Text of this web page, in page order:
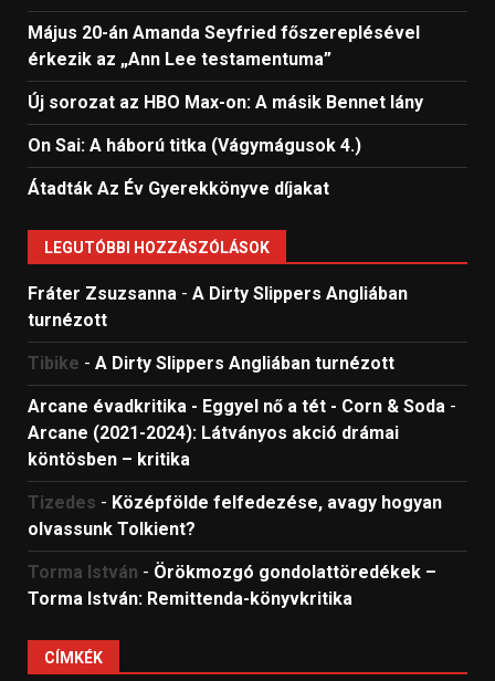
Május 20-án Amanda Seyfried főszereplésével
érkezik az „Ann Lee testamentuma”
Új sorozat az HBO Max-on: A másik Bennet lány
On Sai: A ​háború titka (Vágymágusok 4.)
Átadták Az Év Gyerekkönyve díjakat
LEGUTÓBBI HOZZÁSZÓLÁSOK
Fráter Zsuzsanna - A Dirty Slippers Angliában
turnézott
Tibike - A Dirty Slippers Angliában turnézott
Arcane évadkritika - Eggyel nő a tét - Corn & Soda -
Arcane (2021-2024): Látványos akció drámai
köntösben – kritika
Tizedes - Középfölde felfedezése, avagy hogyan
olvassunk Tolkient?
Torma István - Örökmozgó gondolattöredékek –
Torma István: Remittenda-könyvkritika
CÍMKÉK